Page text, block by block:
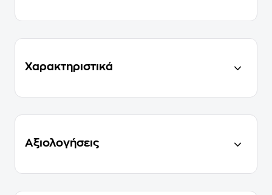
Χαρακτηριστικά
Αξιολογήσεις